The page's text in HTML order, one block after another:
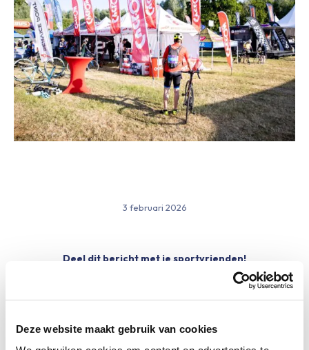
Deze website maakt gebruik van cookies
3 februari 2026
Deel dit bericht met je sportvrienden!
FacebookWhatsAppPinterest